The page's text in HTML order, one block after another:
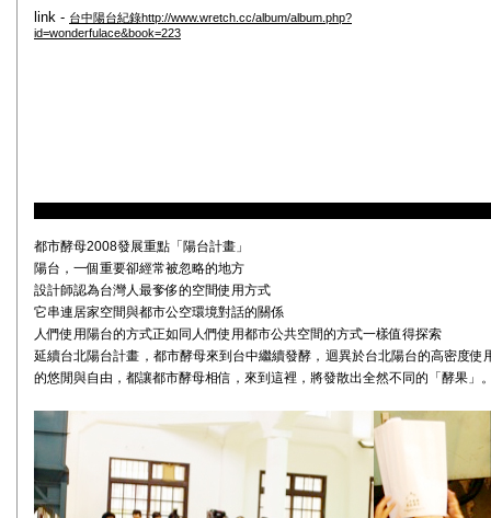
link - 台中陽台紀錄http://www.wretch.cc/album/album.php?
id=wonderfulace&book=223
都市酵母2008發展重點「陽台計畫」
陽台，一個重要卻經常被忽略的地方
設計師認為台灣人最奓侈的空間使用方式
它串連居家空間與都市公空環境對話的關係
人們使用陽台的方式正如同人們使用都市公共空間的方式一樣值得探索
延續台北陽台計畫，都市酵母來到台中繼續發酵，迴異於台北陽台的高密度
的悠閒與自由，都讓都市酵母相信，來到這裡，將發散出全然不同的「酵果」